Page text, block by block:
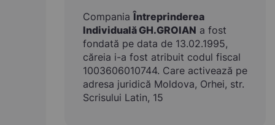
CompaniaÎntreprinderea
Individuală GH.GROIAN a fost
fondată pe data de 13.02.1995,
căreia i-a fost atribuit codul fiscal
1003606010744. Care activează pe
adresa juridică Moldova, Orhei, str.
Scrisului Latin, 15